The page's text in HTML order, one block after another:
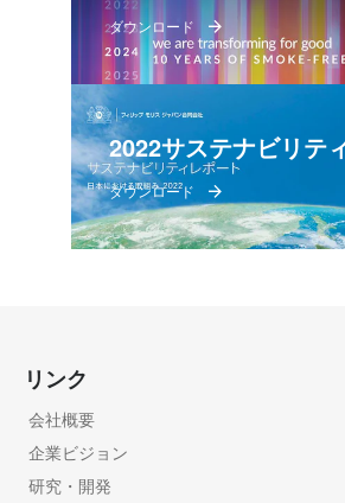
ダウンロード
2022サステナビリテ
ダウンロード
リンク
会社概要
企業ビジョン
研究・開発